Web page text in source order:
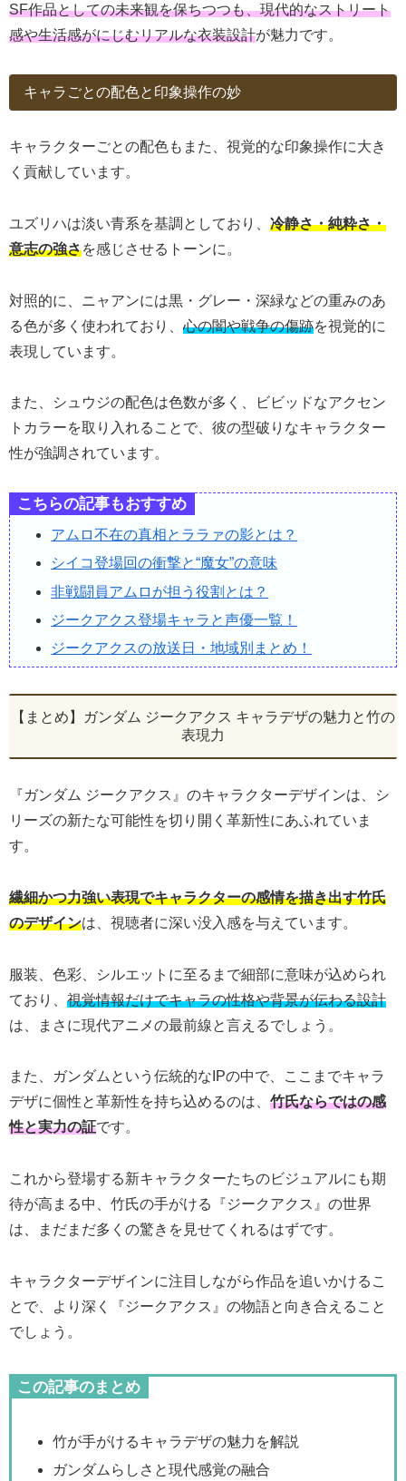
SF作品としての未来観を保ちつつも、現代的なストリート
感や生活感がにじむリアルな衣装設計が魅力です。
キャラごとの配色と印象操作の妙
キャラクターごとの配色もまた、視覚的な印象操作に大き
く貢献しています。
ユズリハは淡い青系を基調としており、 冷静さ・純粋さ・
意志の強さを感じさせるトーンに。
対照的に、ニャアンには黒・グレー・深緑などの重みのあ
る色が多く使われており、 心の闇や戦争の傷跡を視覚的に
表現しています。
また、シュウジの配色は色数が多く、ビビッドなアクセン
トカラーを取り入れることで、彼の型破りなキャラクター
性が強調されています。
こちらの記事もおすすめ
アムロ不在の真相とララァの影とは？
シイコ登場回の衝撃と“魔女”の意味
非戦闘員アムロが担う役割とは？
ジークアクス登場キャラと声優一覧！
ジークアクスの放送日・地域別まとめ！
【まとめ】ガンダム ジークアクス キャラデザの魅力と竹の
表現力
『ガンダム ジークアクス』のキャラクターデザインは、シ
リーズの新たな可能性を切り開く革新性にあふれていま
す。
繊細かつ力強い表現でキャラクターの感情を描き出す竹氏
のデザインは、視聴者に深い没入感を与えています。
服装、色彩、シルエットに至るまで細部に意味が込められ
ており、 視覚情報だけでキャラの性格や背景が伝わる設計
は、まさに現代アニメの最前線と言えるでしょう。
また、ガンダムという伝統的なIPの中で、ここまでキャラ
デザに個性と革新性を持ち込めるのは、 竹氏ならではの感
性と実力の証です。
これから登場する新キャラクターたちのビジュアルにも期
待が高まる中、竹氏の手がける『ジークアクス』の世界
は、まだまだ多くの驚きを見せてくれるはずです。
キャラクターデザインに注目しながら作品を追いかけるこ
とで、より深く『ジークアクス』の物語と向き合えること
でしょう。
この記事のまとめ
竹が手がけるキャラデザの魅力を解説
ガンダムらしさと現代感覚の融合